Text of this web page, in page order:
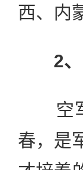
西、内
2
空军
春，是